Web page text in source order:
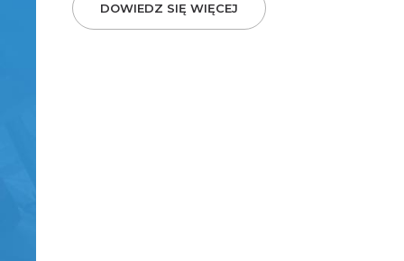
DOWIEDZ SIĘ WIĘCEJ